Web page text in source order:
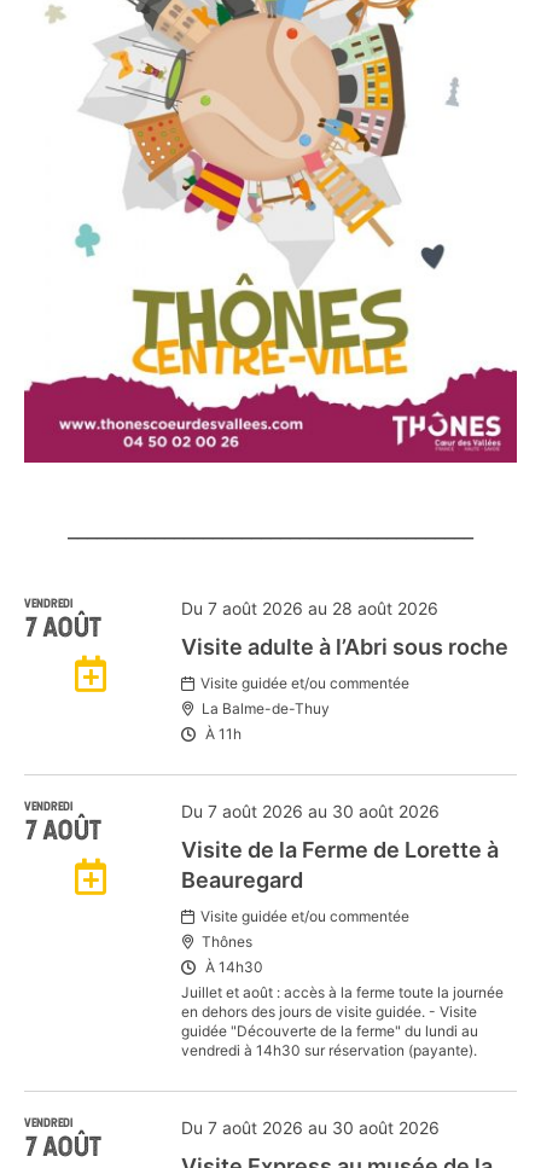
VENDREDI
7AOÛT
Ajouter
Agenda
Google
Du 7 août 2026 au 28 août 2026
Visite adulte à l’Abri sous roche
Visite guidée et/ou commentée
La Balme-de-Thuy
À 11h
VENDREDI
7AOÛT
Ajouter
Agenda
Google
Du 7 août 2026 au 30 août 2026
Visite de la Ferme de Lorette à
Beauregard
Visite guidée et/ou commentée
Thônes
À 14h30
Juillet et août : accès à la ferme toute la journée
en dehors des jours de visite guidée. - Visite
guidée "Découverte de la ferme" du lundi au
vendredi à 14h30 sur réservation (payante).
VENDREDI
7AOÛT
Du 7 août 2026 au 30 août 2026